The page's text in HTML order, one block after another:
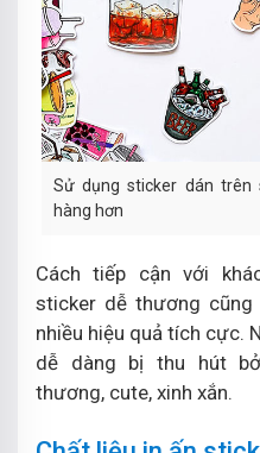
Sử dụng sticker dán trên
hàng hơn
Cách tiếp cận với
sticker dễ thương
nhiều hiệu quả tích cực.
dễ dàng bị thu hút
thương, cute, xinh xắn.